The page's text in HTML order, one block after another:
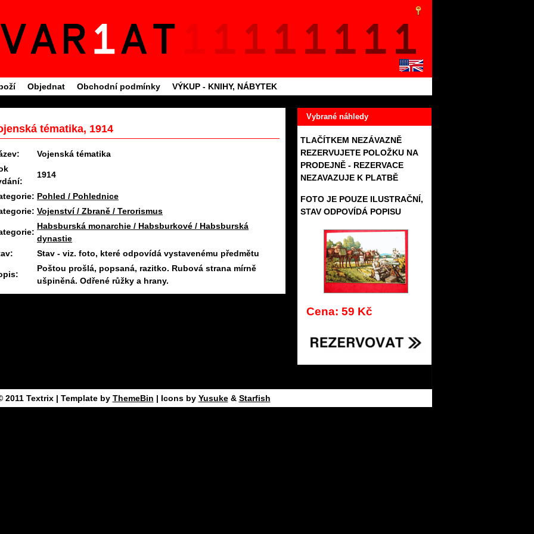
Objednat Obchodní podmínky VÝKUP - KNIHY, NÁBYTEK
Vybrané náhledy
TLAČÍTKEM NEZÁVAZNĚ
REZERVUJETE POLOŽKU NA
PRODEJNĚ - REZERVACE
NEZAVAZUJE K PLATBĚ
FOTO JE POUZE ILUSTRAČNÍ,
STAV ODPOVÍDÁ POPISU
Cena: 59 Kč
tématika, 1914
Vojenská tématika
1914
Pohled / Pohlednice
Vojenství / Zbraně / Terorismus
Habsburská monarchie / Habsburkové / Habsburská
dynastie
Stav - viz. foto, které odpovídá vystavenému předmětu
Poštou prošlá, popsaná, razitko. Rubová strana mírně
ušpiněná. Odřené růžky a hrany.
2011 Textrix| Template by ThemeBin | Icons by Yusuke& Starfish